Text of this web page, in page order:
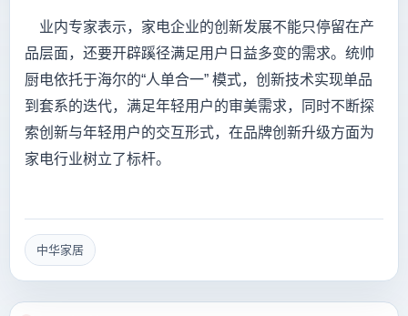
业内专家表示，家电企业的创新发展不能只停留在产
品层面，还要开辟蹊径满足用户日益多变的需求。统帅
厨电依托于海尔的“人单合一” 模式，创新技术实现单品
到套系的迭代，满足年轻用户的审美需求，同时不断探
索创新与年轻用户的交互形式，在品牌创新升级方面为
家电行业树立了标杆。
中华家居